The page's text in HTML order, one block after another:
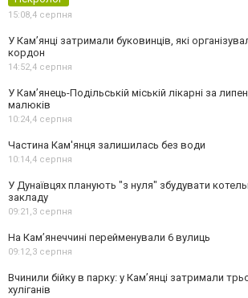
15:08,4 серпня
У Кам’янці затримали буковинців, які
кордон
14:52,4 серпня
У Кам’янець-Подільській міській лікарні за
малюків
10:24,4 серпня
Частина Кам'янця залишилась без води
10:14,4 серпня
У Дунаївцях планують "з нуля" збудувати
закладу
09:21,3 серпня
На Камʼянеччині перейменували 6 вулиць
09:12,3 серпня
Вчинили бійку в парку: у Кам’янці затримали
хуліганів